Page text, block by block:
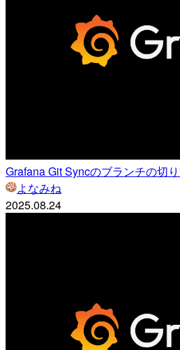
Grafana Git Syncのブランチの切
よなみね
2025.08.24